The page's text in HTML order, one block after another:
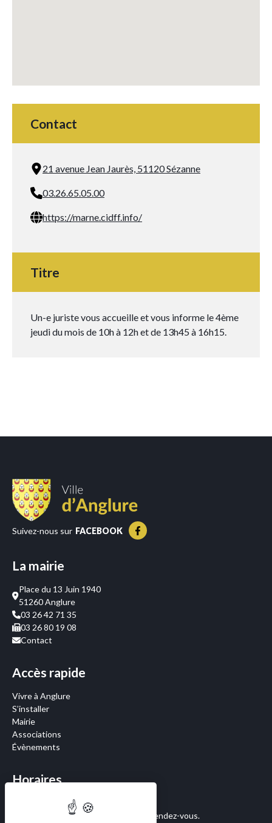
Contact
21 avenue Jean Jaurès, 51120 Sézanne
03.26.65.05.00
https://marne.cidff.info/
Titre
Un-e juriste vous accueille et vous informe le 4ème
jeudi du mois de 10h à 12h et de 13h45 à 16h15.
Suivez-nous sur FACEBOOK
La mairie
Place du 13 Juin 1940
51260 Anglure
03 26 42 71 35
03 26 80 19 08
Contact
Accès rapide
Vivre à Anglure
S’installer
Mairie
Associations
Évènements
Horaires
Le Lundi : de 14h30 à 18h00
Permanence en Mairie d’Anglure sur rendez-vous.